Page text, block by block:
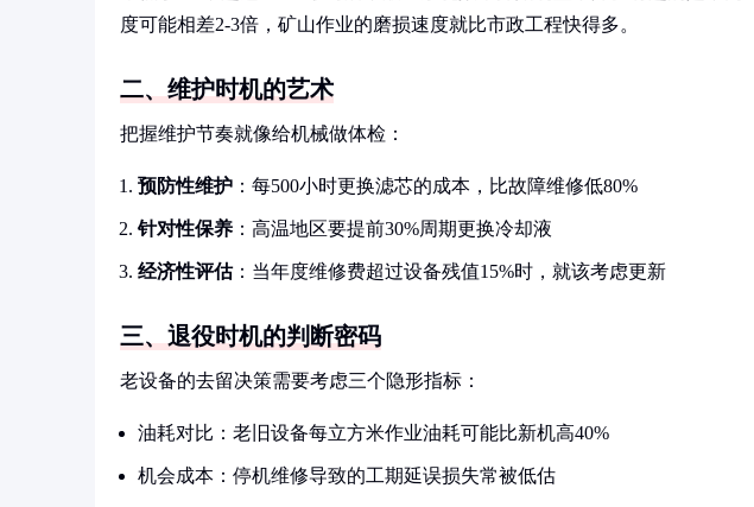
度可能相差2-3倍，矿山作业的磨损速度就比市政工程快得多。
二、维护时机的艺术
把握维护节奏就像给机械做体检：
预防性维护 ：每500小时更换滤芯的成本，比故障维修低80%
针对性保养 ：高温地区要提前30%周期更换冷却液
经济性评估：当年度维修费超过设备残值15%时，就该考虑更新
三、退役时机的判断密码
老设备的去留决策需要考虑三个隐形指标：
油耗对比：老旧设备每立方米作业油耗可能比新机高40%
机会成本：停机维修导致的工期延误损失常被低估